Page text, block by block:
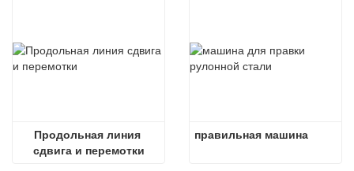
Продольная линия
сдвига и перемотки
правильная машина